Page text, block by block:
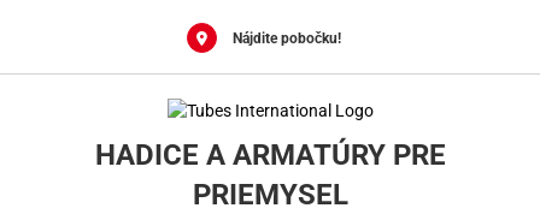
Nájdite pobočku!
HADICE A ARMATÚRY PRE
PRIEMYSEL